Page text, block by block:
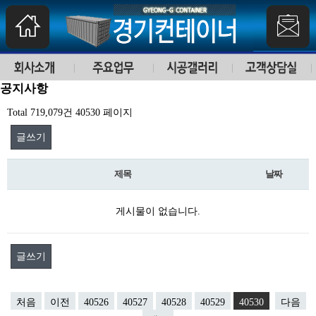
공지사항
Total 719,079건 40530 페이지
글쓰기
제목 날짜
게시물이 없습니다.
글쓰기
처음 이전 40526 40527 40528 40529 40530
다음